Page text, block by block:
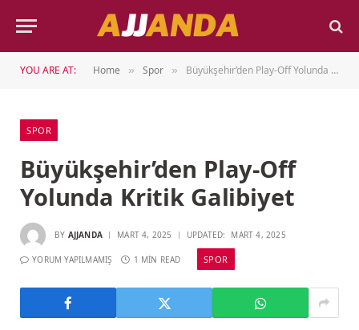
YOU ARE AT: Home » Spor » Büyükşehir’den Play-Off Yolunda Kritik Galibiyet
SPOR
Büyükşehir’den Play-Off
Yolunda Kritik Galibiyet
BY AJJANDA MART 4, 2025 UPDATED: MART 4, 2025
YORUM YAPILMAMIŞ 1 MIN READ SPOR